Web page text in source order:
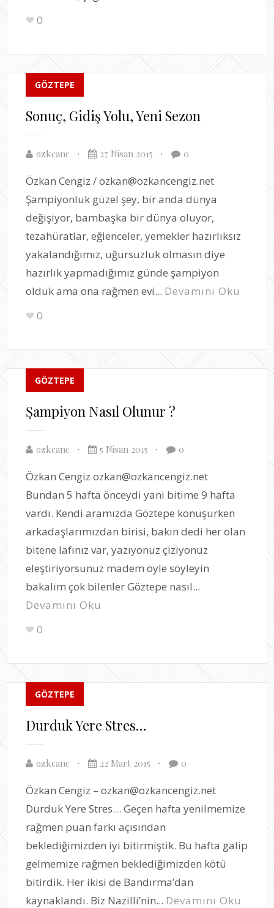
0
GÖZTEPE
Sonuç, Gidiş Yolu, Yeni Sezon
ozkcanc 27 Nisan 2015 0
Özkan Cengiz / ozkan@ozkancengiz.net
Şampiyonluk güzel şey, bir anda dünya
değişiyor, bambaşka bir dünya oluyor,
tezahüratlar, eğlenceler, yemekler hazırlıksız
yakalandığımız, uğursuzluk olmasın diye
hazırlık yapmadığımız günde şampiyon
olduk ama ona rağmen evi... Devamını Oku
0
GÖZTEPE
Şampiyon Nasıl Olunur ?
ozkcanc 5 Nisan 2015 0
Özkan Cengiz ozkan@ozkancengiz.net
Bundan 5 hafta önceydi yani bitime 9 hafta
vardı. Kendi aramızda Göztepe konuşurken
arkadaşlarımızdan birisi, bakın dedi her olan
bitene lafınız var, yazıyonuz çiziyonuz
eleştiriyorsunuz madem öyle söyleyin
bakalım çok bilenler Göztepe nasıl...
Devamını Oku
0
GÖZTEPE
Durduk Yere Stres…
ozkcanc 22 Mart 2015 0
Özkan Cengiz – ozkan@ozkancengiz.net
Durduk Yere Stres… Geçen hafta yenilmemize
rağmen puan farkı açısından
beklediğimizden iyi bitirmiştik. Bu hafta galip
gelmemize rağmen beklediğimizden kötü
bitirdik. Her ikisi de Bandırma’dan
kaynaklandı. Biz Nazilli’nin... Devamını Oku